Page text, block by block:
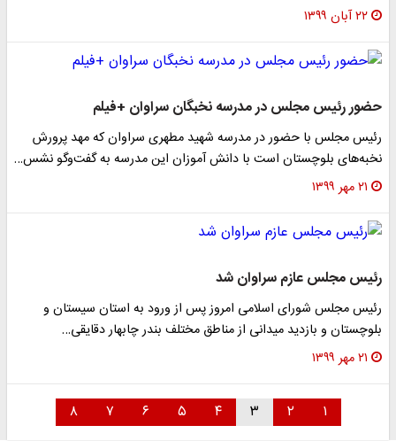
۲۲ آبان ۱۳۹۹
حضور رئیس مجلس در مدرسه نخبگان سراوان +فیلم
رئیس مجلس با حضور در مدرسه شهید مطهری سراوان که مهد پرورش
نخبه‌های بلوچستان است با دانش آموزان این مدرسه به گفت‌وگو نشس…
۲۱ مهر ۱۳۹۹
رئیس مجلس عازم سراوان شد
رئیس مجلس شورای اسلامی امروز پس از ورود به استان سیستان و
بلوچستان و بازدید میدانی از مناطق مختلف بندر چابهار دقایقی…
۲۱ مهر ۱۳۹۹
۱ ۲ ۳ ۴ ۵ ۶ ۷ ۸